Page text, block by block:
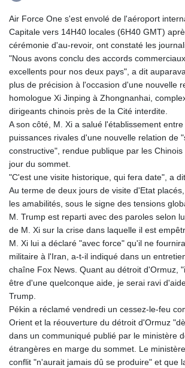
Air Force One s'est envolé de l'aéroport
Capitale vers 14H40 locales (6H40 GMT)
cérémonie d'au-revoir, ont constaté les
"Nous avons conclu des accords
excellents pour nos deux pays", a dit
plus de précision à l'occasion d'une nouvelle
homologue Xi Jinping à Zhongnanhai,
dirigeants chinois près de la Cité interdite.
A son côté, M. Xi a salué l'établissement
puissances rivales d'une nouvelle relation de
constructive", rendue publique par les
jour du sommet.
"C'est une visite historique, qui fera date", a
Au terme de deux jours de visite d'Etat
les amabilités, sous le signe des tensions
M. Trump est reparti avec des paroles selon
de M. Xi sur la crise dans laquelle il est
M. Xi lui a déclaré "avec force" qu'il ne
militaire à l'Iran, a-t-il indiqué dans un
chaîne Fox News. Quant au détroit d'Ormuz,
être d'une quelconque aide, je serai ravi
Trump.
Pékin a réclamé vendredi un cessez-le-feu
Orient et la réouverture du détroit d'Ormuz
dans un communiqué publié par le ministère
étrangères en marge du sommet. Le
conflit "n'aurait jamais dû se produire" et que